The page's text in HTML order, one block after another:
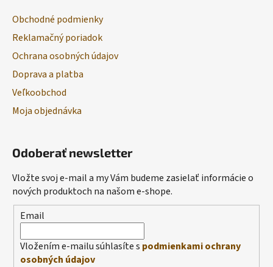
Obchodné podmienky
Reklamačný poriadok
Ochrana osobných údajov
Doprava a platba
Veľkoobchod
Moja objednávka
Odoberať newsletter
Vložte svoj e-mail a my Vám budeme zasielať informácie o
nových produktoch na našom e-shope.
Email
Vložením e-mailu súhlasíte s podmienkami ochrany
osobných údajov